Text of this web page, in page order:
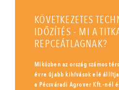
KÖVETKEZETES
IDŐZÍTÉS - MI A
REPCEÁTLAGNAK?
Miközben az ország számos
évre újabb kihívások elé
a Pécsváradi Agrover Kft.-nél